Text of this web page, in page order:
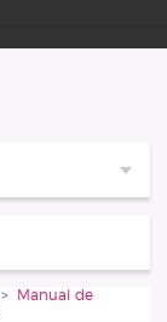
Manual de